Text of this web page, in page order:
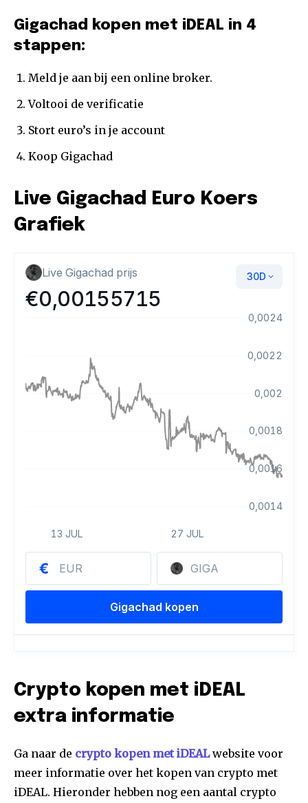
Gigachad kopen met iDEAL in 4
stappen:
Meld je aan bij een online broker.
Voltooi de verificatie
Stort euro’s in je account
Koop Gigachad
Live Gigachad Euro Koers
Grafiek
Crypto kopen met iDEAL
extra informatie
Ga naar de crypto kopen met iDEALwebsite voor
meer informatie over het kopen van crypto met
iDEAL. Hieronder hebben nog een aantal crypto